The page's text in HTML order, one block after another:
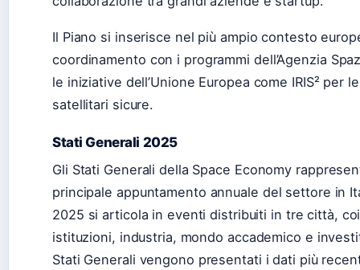
Il Piano si inserisce nel più ampio contesto
coordinamento con i programmi dell’Agenzia
le iniziative dell’Unione Europea come IRIS² per
satellitari sicure.
Stati Generali 2025
Gli Stati Generali della Space Economy
principale appuntamento annuale del settore in
2025 si articola in eventi distribuiti in tre città,
istituzioni, industria, mondo accademico e
Stati Generali vengono presentati i dati più